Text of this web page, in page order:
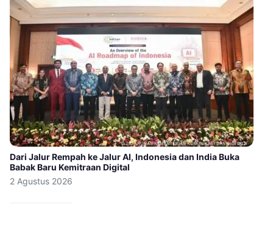
Dari Jalur Rempah ke Jalur AI, Indonesia dan India Buka
Babak Baru Kemitraan Digital
2 Agustus 2026